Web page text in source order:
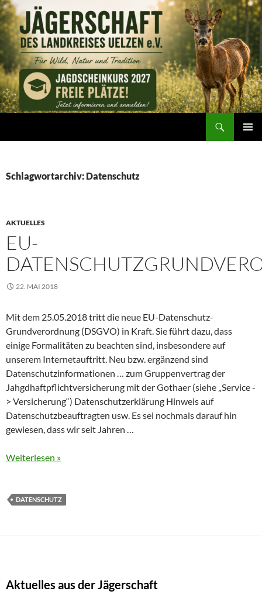
Zum
Inhalt
springen
Schlagwortarchiv: Datenschutz
AKTUELLES
EU-
22. MAI 2018
Mit dem 25.05.2018 tritt die neue EU-Datenschutz-
Grundverordnung (DSGVO) in Kraft. Sie führt dazu, dass
einige Formalitäten zu beachten sind, insbesondere auf
unserem Internetauftritt. Neu bzw. ergänzend sind
Datenschutzinformationen … zum Gruppenvertrag der
Jahgdhaftpflichtversicherung mit der Gothaer (siehe „Service -
> Versicherung“) Datenschutzerklärung Hinweis auf
Datenschutzbeauftragten usw. Es sei nochmals darauf hin
gewiesen, dass wir seit Jahren …
Weiterlesen »
DATENSCHUTZ
Aktuelles aus der Jägerschaft